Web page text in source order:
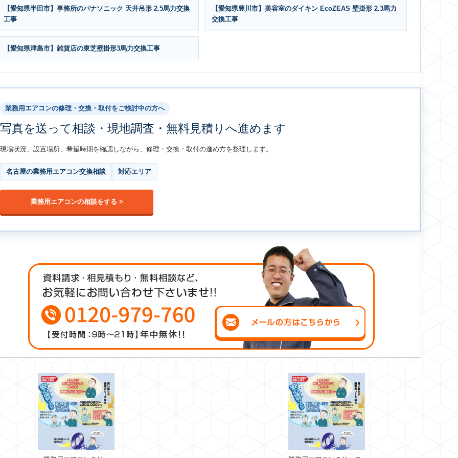
【愛知県半田市】事務所のパナソニック 天井吊形 2.5馬力交換
工事
【愛知県豊川市】美容室のダイキン EcoZEAS 壁掛形 2.3馬力
交換工事
【愛知県津島市】雑貨店の東芝壁掛形3馬力交換工事
業務用エアコンの修理・交換・取付をご検討中の方へ
写真を送って相談・現地調査・無料見積りへ進めます
現場状況、設置場所、希望時期を確認しながら、修理・交換・取付の進め方を整理します。
名古屋の業務用エアコン交換相談 対応エリア
業務用エアコンの相談をする